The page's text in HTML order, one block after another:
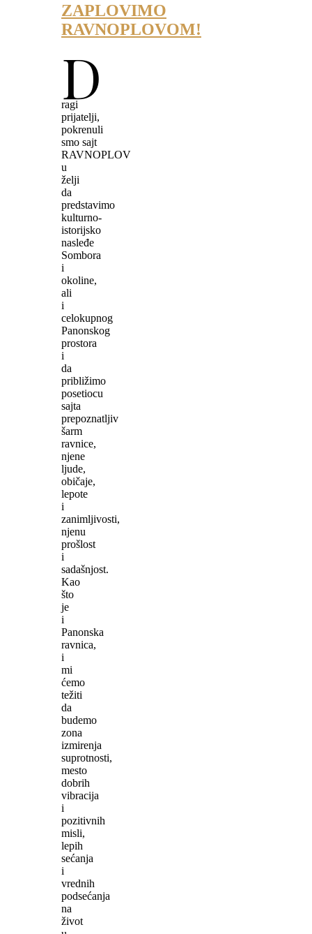
ZAPLOVIMO
RAVNOPLOVOM!
D
ragi
prijatelji,
pokrenuli
smo sajt
RAVNOPLOV
u
želji
da
predstavimo
kulturno-
istorijsko
nasleđe
Sombora
i
okoline,
ali
i
celokupnog
Panonskog
prostora
i
da
približimo
posetiocu
sajta
prepoznatljiv
šarm
ravnice,
njene
ljude,
običaje,
lepote
i
zanimljivosti,
njenu
prošlost
i
sadašnjost.
Kao
što
je
i
Panonska
ravnica,
i
mi
ćemo
težiti
da
budemo
zona
izmirenja
suprotnosti,
mesto
dobrih
vibracija
i
pozitivnih
misli,
lepih
sećanja
i
vrednih
podsećanja
na
život